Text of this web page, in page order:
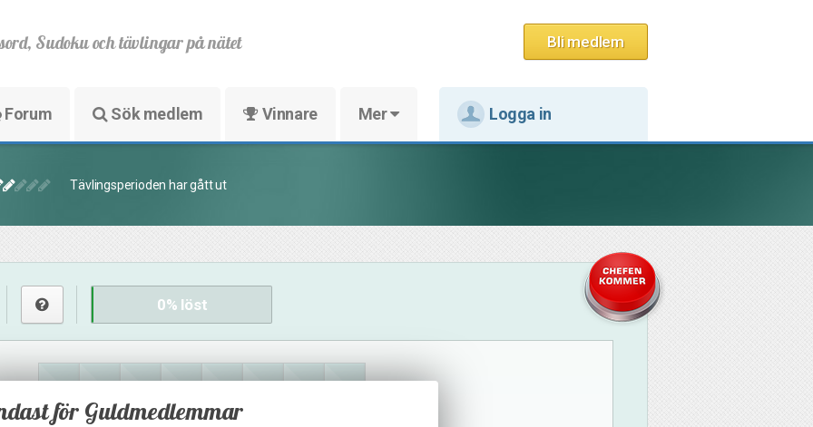
Bli medlem
Sudoku och tävlingar på nätet
Forum Sök medlem Vinnare Mer Logga in
Tävlingsperioden har gått ut
0% löst
för Guldmedlemmar
23